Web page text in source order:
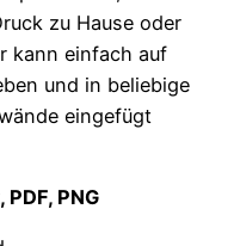
zu Hause oder
kann einfach auf
und in beliebige
eingefügt
PNG